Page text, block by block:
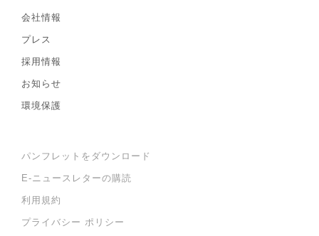
会社情報
プレス
採用情報
お知らせ
環境保護
パンフレットをダウンロード
E-ニュースレターの購読
利用規約
プライバシー ポリシー